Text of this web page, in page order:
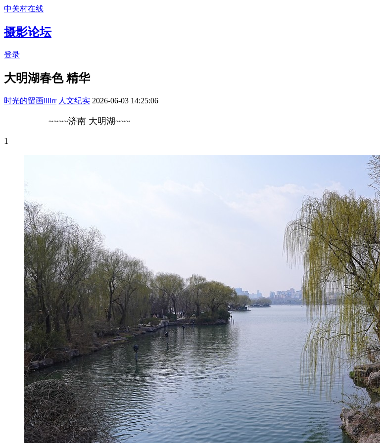
中关村在线
摄影论坛
登录
大明湖春色 精华
时光的留画llllrr 人文纪实 2026-06-03 14:25:06
~~~~济南 大明湖~~~
1